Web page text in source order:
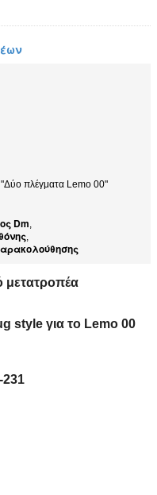
πλέγματα Lemo 00"
Dm,
,
μετατροπέα
style για το Lemo 00
231